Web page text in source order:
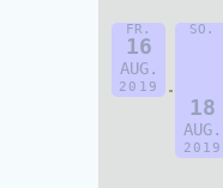
FR.
16
AUG.
2019
SO.
18
AUG.
2019